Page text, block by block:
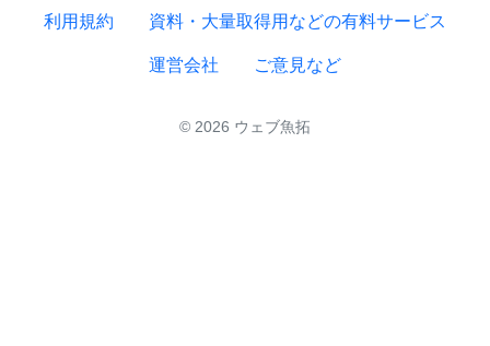
利用規約 資料・大量取得用などの有料サービス
運営会社 ご意見など
© 2026 ウェブ魚拓